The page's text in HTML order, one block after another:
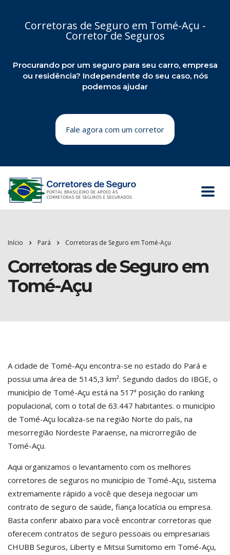
Corretoras de Seguro em Tomé-Açu -
Corretor de Seguros
Procurando por um seguro para seu carro, empresa
ou residência? Independente do seu caso, nós
podemos ajudar
Fale agora com um corretor
Início Pará Corretoras de Seguro em Tomé-Açu
Corretoras de Seguro em
Tomé-Açu
A cidade de Tomé-Açu encontra-se no estado do Pará e
possui uma área de 5145,3 km². Segundo dados do IBGE, o
município de Tomé-Açu está na 517ª posição do ranking
populacional, com o total de 63.447 habitantes. o município
de Tomé-Açu localiza-se na região Norte do país, na
mesorregião Nordeste Paraense, na microrregião de
Tomé-Açu.
Aqui organizamos o levantamento com os melhores
corretores de seguros no município de Tomé-Açu, sistema
extremamente rápido a você que deseja negociar um
contrato de seguro de saúde, fiança locatícia ou empresa.
Basta conferir abaixo para você encontrar corretoras que
oferecem contratos de seguro pessoais ou empresariais
CHUBB Seguros, Liberty e Mitsui Sumitomo em Tomé-Açu,